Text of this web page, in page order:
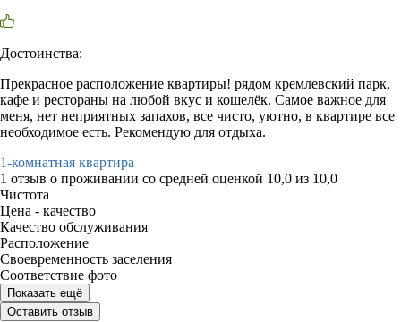
Достоинства:
Прекрасное расположение квартиры! рядом кремлевский парк,
кафе и рестораны на любой вкус и кошелёк. Самое важное для
меня, нет неприятных запахов, все чисто, уютно, в квартире все
необходимое есть. Рекомендую для отдыха.
1-комнатная квартира
1 отзыв о проживании со средней оценкой 10,0 из 10,0
Чистота
Цена - качество
Качество обслуживания
Расположение
Своевременность заселения
Соответствие фото
Показать ещё
Оставить отзыв